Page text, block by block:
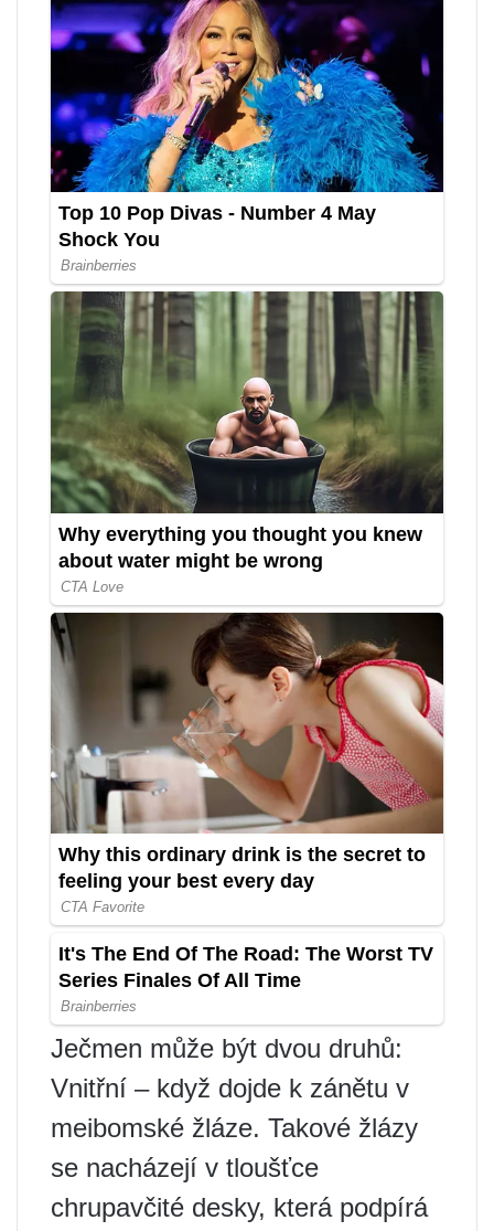
Ječmen může být dvou druhů:
Vnitřní – když dojde k zánětu v
meibomské žláze. Takové žlázy
se nacházejí v tloušťce
chrupavčité desky, která podpírá